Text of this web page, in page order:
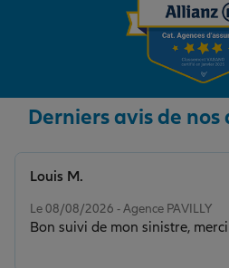
Derniers avis de
Le 08/08/2026 - Agence PAVILLY
Bon suivi de mon sinistre, merci
Louis M.